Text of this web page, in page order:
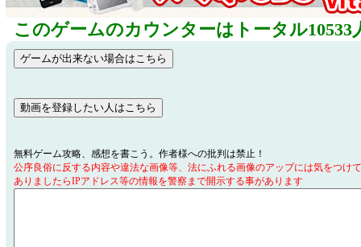
このゲームのカウンターはトータル10533
無料ゲーム攻略、感想を書こう。作者様への批判は禁止！
公序良俗に反する内容や違法な画像等、法にふれる画像のアップには気をつけ
ありましたらIPアドレス等の情報を警察まで開示する事があります